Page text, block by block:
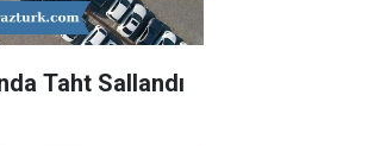
Taht Sallandı